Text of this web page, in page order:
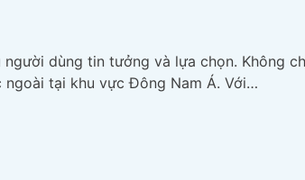
dùng tin tưởng và lựa chọn. Không
tại khu vực Đông Nam Á. Với…